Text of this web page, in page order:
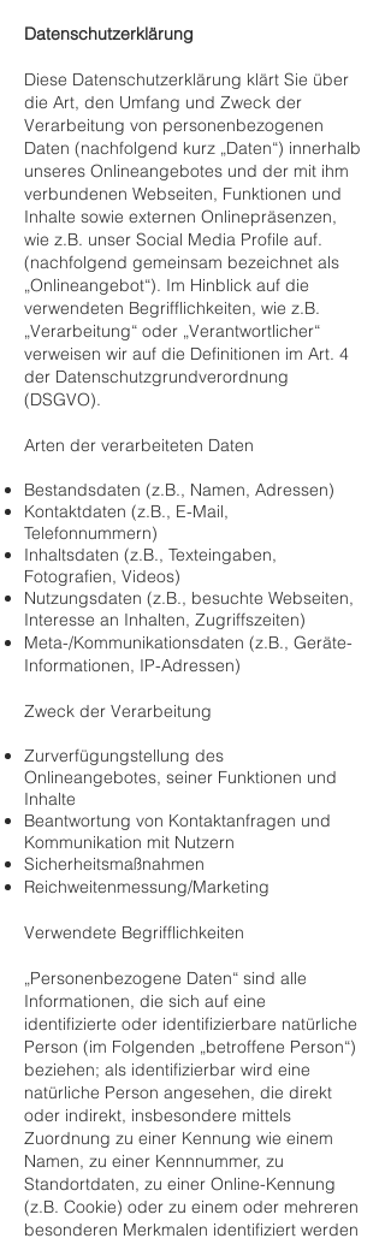
Datenschutzerklärung
Diese Datenschutzerklärung klärt Sie über
die Art, den Umfang und Zweck der
Verarbeitung von personenbezogenen
Daten (nachfolgend kurz „Daten“) innerhalb
unseres Onlineangebotes und der mit ihm
verbundenen Webseiten, Funktionen und
Inhalte sowie externen Onlinepräsenzen,
wie z.B. unser Social Media Profile auf.
(nachfolgend gemeinsam bezeichnet als
„Onlineangebot“). Im Hinblick auf die
verwendeten Begrifflichkeiten, wie z.B.
„Verarbeitung“ oder „Verantwortlicher“
verweisen wir auf die Definitionen im Art. 4
der Datenschutzgrundverordnung
(DSGVO).
Arten der verarbeiteten Daten
Bestandsdaten (z.B., Namen, Adressen)
Kontaktdaten (z.B., E-Mail,
Telefonnummern)
Inhaltsdaten (z.B., Texteingaben,
Fotografien, Videos)
Nutzungsdaten (z.B., besuchte Webseiten,
Interesse an Inhalten, Zugriffszeiten)
Meta-/Kommunikationsdaten (z.B., Geräte-
Informationen, IP-Adressen)
Zweck der Verarbeitung
Zurverfügungstellung des
Onlineangebotes, seiner Funktionen und
Inhalte
Beantwortung von Kontaktanfragen und
Kommunikation mit Nutzern
Sicherheitsmaßnahmen
Reichweitenmessung/Marketing
Verwendete Begrifflichkeiten
„Personenbezogene Daten“ sind alle
Informationen, die sich auf eine
identifizierte oder identifizierbare natürliche
Person (im Folgenden „betroffene Person“)
beziehen; als identifizierbar wird eine
natürliche Person angesehen, die direkt
oder indirekt, insbesondere mittels
Zuordnung zu einer Kennung wie einem
Namen, zu einer Kennnummer, zu
Standortdaten, zu einer Online-Kennung
(z.B. Cookie) oder zu einem oder mehreren
besonderen Merkmalen identifiziert werden